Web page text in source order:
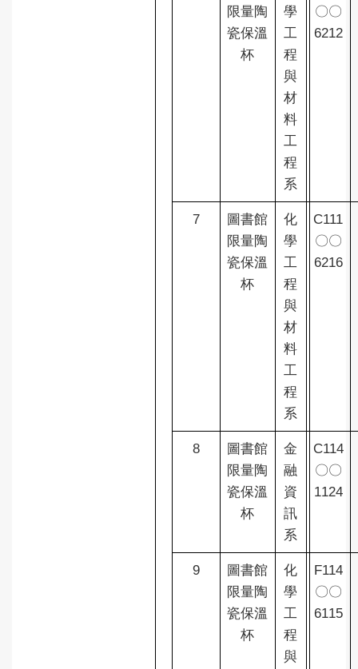
限量陶
瓷保溫
杯
學
工
程
與
材
料
工
程
系
〇〇
6212
7
圖書館
限量陶
瓷保溫
杯
化
學
工
程
與
材
料
工
程
系
C111
〇〇
6216
8
圖書館
限量陶
瓷保溫
杯
金
融
資
訊
系
C114
〇〇
1124
9
圖書館
限量陶
瓷保溫
杯
化
學
工
程
與
F114
〇〇
6115